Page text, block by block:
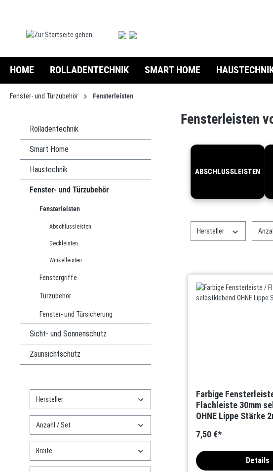
HOME ROLLADENTECHNIK SMART HOME
Fenster- und Türzubehör Fensterleisten
Rolladentechnik
Smart Home
Haustechnik
Fenster- und Türzubehör
Fensterleisten
Abschlussleisten
Deckleisten
Winkelleisten
Fenstergriffe
Türzubehör
Fenster- und Türsicherung
Sicht- und Sonnenschutz
Zaunsichtschutz
Hersteller
Anzahl / Set
Breite
Fensterleisten
ABSCHLUSSLEISTEN
Hersteller
Farbige
Flachleiste 30mm
OHNE Lippe Stärke
7,50 €*
Details